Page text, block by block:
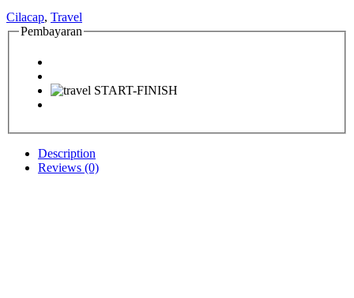
Cilacap, Travel
Pembayaran
Description
Reviews (0)